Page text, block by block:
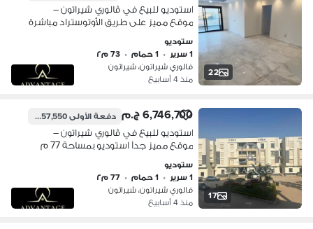
22
استوديو للبيع في ڤالوري شيراتون –
موقع مميز على طريق الأوتوستراد مباشرة
كومباوند مبني بالكامل مع استلام فوري
• Reception • Bedroom • Kitchen •
Bathroom • Terrace المميزات: تشطيب Ul
ستوديو
1 سرير
• 1 حمام • 73 م٢
فالوري شيراتون، شيراتون
منذ 4 أسابيع
17
6,746,700 ج.م دفعة الأولى2,057,550 ج.م
استوديو للبيع في ڤالوري شيراتون –
موقع مميز جداً استوديو بمساحة 77 م
فوري وتشطيب فاخر مناسب للسكن أو
الاستثمار. الموقع: ڤالوري شيراتون – على
الاستوديو: • Entrance • Reception •
ستوديو
1 سرير
• 1 حمام • 77 م٢
فالوري شيراتون، شيراتون
منذ 4 أسابيع